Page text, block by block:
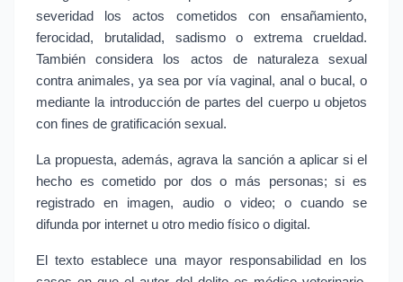
severidad los actos cometidos con ensañamiento,
ferocidad, brutalidad, sadismo o extrema crueldad.
También considera los actos de naturaleza sexual
contra animales, ya sea por vía vaginal, anal o bucal, o
mediante la introducción de partes del cuerpo u objetos
con fines de gratificación sexual.
La propuesta, además, agrava la sanción a aplicar si el
hecho es cometido por dos o más personas; si es
registrado en imagen, audio o video; o cuando se
difunda por internet u otro medio físico o digital.
El texto establece una mayor responsabilidad en los